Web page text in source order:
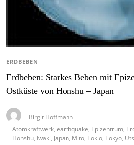
ERDBEBEN
Erdbeben: Starkes Beben mit
Ostküste von Honshu – Japan
Birgit Hoffmann
Atomkraftwerk ,earthquake Epizentrum
Honshu Iwaki Japan Mito ,Tokio ,Tokyo